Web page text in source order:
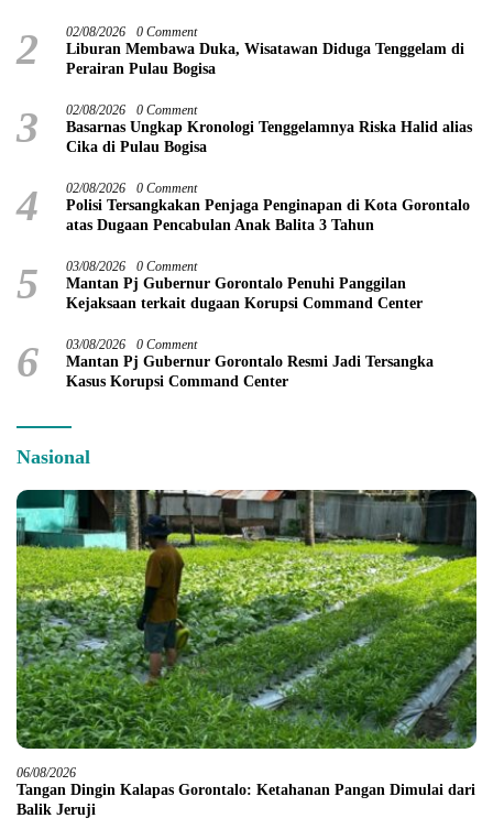
2 02/08/2026 0 Comment
Liburan Membawa Duka, Wisatawan Diduga Tenggelam di
Perairan Pulau Bogisa
3 02/08/2026 0 Comment
Basarnas Ungkap Kronologi Tenggelamnya Riska Halid alias
Cika di Pulau Bogisa
4 02/08/2026 0 Comment
Polisi Tersangkakan Penjaga Penginapan di Kota Gorontalo
atas Dugaan Pencabulan Anak Balita 3 Tahun
5 03/08/2026 0 Comment
Mantan Pj Gubernur Gorontalo Penuhi Panggilan
Kejaksaan terkait dugaan Korupsi Command Center
6 03/08/2026 0 Comment
Mantan Pj Gubernur Gorontalo Resmi Jadi Tersangka
Kasus Korupsi Command Center
Nasional
06/08/2026
Tangan Dingin Kalapas Gorontalo: Ketahanan Pangan Dimulai dari
Balik Jeruji